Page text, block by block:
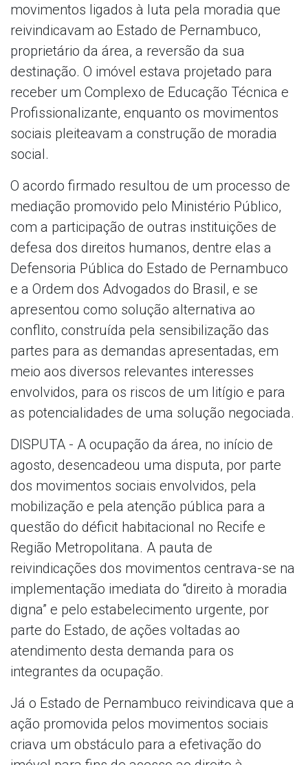
movimentos ligados à luta pela moradia que
reivindicavam ao Estado de Pernambuco,
proprietário da área, a reversão da sua
destinação. O imóvel estava projetado para
receber um Complexo de Educação Técnica e
Profissionalizante, enquanto os movimentos
sociais pleiteavam a construção de moradia
social.
O acordo firmado resultou de um processo de
mediação promovido pelo Ministério Público,
com a participação de outras instituições de
defesa dos direitos humanos, dentre elas a
Defensoria Pública do Estado de Pernambuco
e a Ordem dos Advogados do Brasil, e se
apresentou como solução alternativa ao
conflito, construída pela sensibilização das
partes para as demandas apresentadas, em
meio aos diversos relevantes interesses
envolvidos, para os riscos de um litígio e para
as potencialidades de uma solução negociada.
DISPUTA - A ocupação da área, no início de
agosto, desencadeou uma disputa, por parte
dos movimentos sociais envolvidos, pela
mobilização e pela atenção pública para a
questão do déficit habitacional no Recife e
Região Metropolitana. A pauta de
reivindicações dos movimentos centrava-se na
implementação imediata do “direito à moradia
digna” e pelo estabelecimento urgente, por
parte do Estado, de ações voltadas ao
atendimento desta demanda para os
integrantes da ocupação.
Já o Estado de Pernambuco reivindicava que a
ação promovida pelos movimentos sociais
criava um obstáculo para a efetivação do